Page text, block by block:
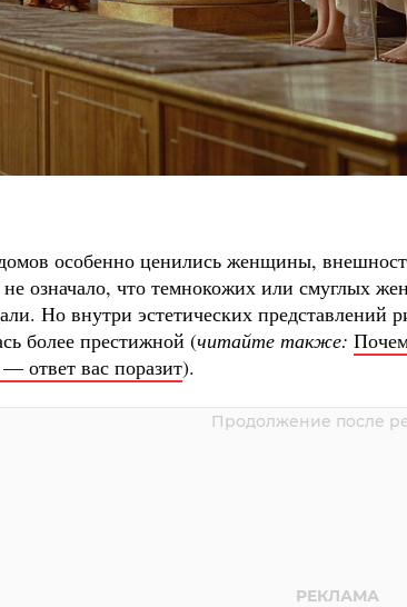
особенно ценились женщины,
не означало, что темнокожих или смуглых
Но внутри эстетических представлений
более престижной (читайте также:
ответ вас поразит).